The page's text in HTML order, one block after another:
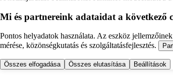
Mi és partnereink adataidat a következő
Pontos helyadatok használata. Az eszköz
mérése, közönségkutatás és szolgáltatásfejlesztés.
Összes elfogadása Összes elutasítása Beállítások